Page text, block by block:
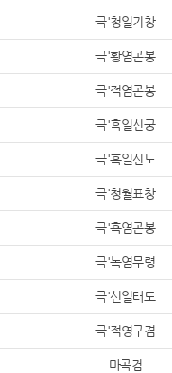
극'청일기창
극'황염곤봉
극'적염곤봉
극'흑일신궁
극'흑일신노
극'청월표창
극'흑염곤봉
극'녹염무령
극'신일태도
극'적영구겸
마곡검